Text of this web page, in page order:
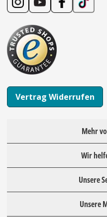
Vertrag Widerrufen
Mehr
Wir
Unsere
Unsere